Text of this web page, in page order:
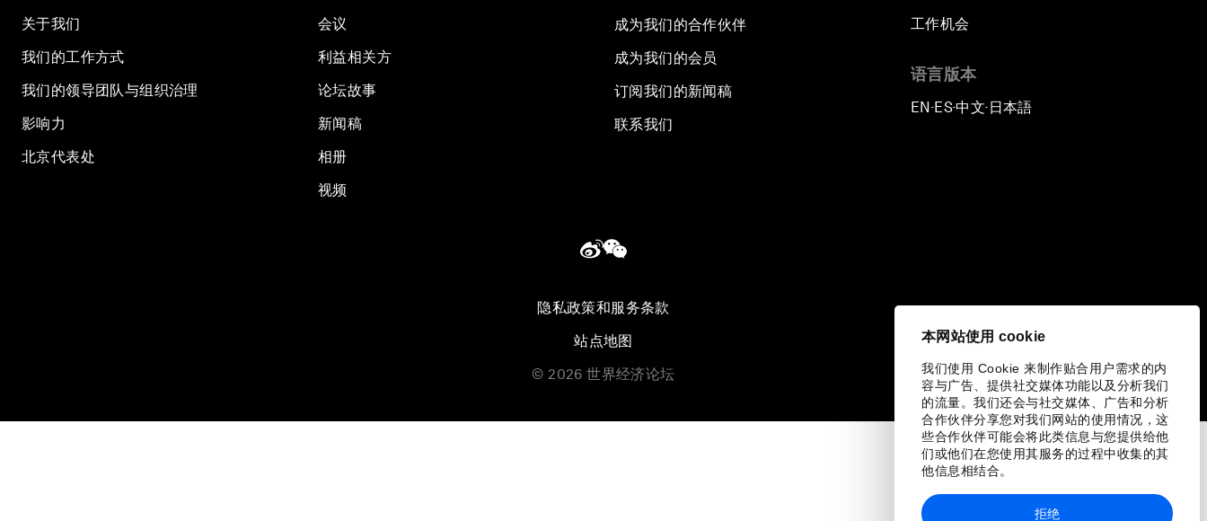
本网站使用 cookie
我们使用 Cookie 来制作贴合用户需求的内
容与广告、提供社交媒体功能以及分析我们
的流量。我们还会与社交媒体、广告和分析
合作伙伴分享您对我们网站的使用情况，这
些合作伙伴可能会将此类信息与您提供给他
们或他们在您使用其服务的过程中收集的其
他信息相结合。
拒绝
关于我们
我们的工作方式
我们的领导团队与组织治理
影响力
北京代表处
会议
利益相关方
论坛故事
新闻稿
相册
视频
成为我们的合作伙伴
成为我们的会员
订阅我们的新闻稿
联系我们
工作机会
语言版本
EN ▪ES▪中文▪ 日本語
隐私政策和服务条款
站点地图
© 2026 世界经济论坛